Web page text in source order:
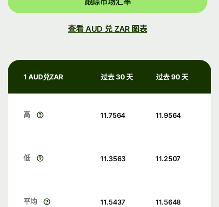
查看 AUD 兑 ZAR 图表
1 AUD兑ZAR 过去 30 天 过去 90 天
高 11.7564 11.9564
低 11.3563 11.2507
平均 11.5437 11.5648